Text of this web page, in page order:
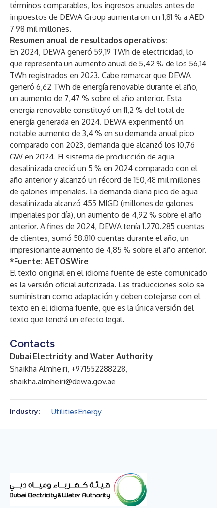
términos comparables, los ingresos anuales antes de
impuestos de DEWA Group aumentaron un 1,81 % a AED
7,98 mil millones.
Resumen anual de resultados operativos:
En 2024, DEWA generó 59,19 TWh de electricidad, lo
que representa un aumento anual de 5,42 % de los 56,14
TWh registrados en 2023. Cabe remarcar que DEWA
generó 6,62 TWh de energía renovable durante el año,
un aumento de 7,47 % sobre el año anterior. Esta
energía renovable constituyó un 11,2 % del total de
energía generada en 2024. DEWA experimentó un
notable aumento de 3,4 % en su demanda anual pico
comparado con 2023, demanda que alcanzó los 10,76
GW en 2024. El sistema de producción de agua
desalinizada creció un 5 % en 2024 comparado con el
año anterior y alcanzó un récord de 150,48 mil millones
de galones imperiales. La demanda diaria pico de agua
desalinizada alcanzó 455 MIGD (millones de galones
imperiales por día), un aumento de 4,92 % sobre el año
anterior. A fines de 2024, DEWA tenía 1.270.285 cuentas
de clientes, sumó 58.810 cuentas durante el año, un
impresionante aumento de 4,85 % sobre el año anterior.
*Fuente: AETOSWire
El texto original en el idioma fuente de este comunicado
es la versión oficial autorizada. Las traducciones solo se
suministran como adaptación y deben cotejarse con el
texto en el idioma fuente, que es la única versión del
texto que tendrá un efecto legal.
Contacts
Dubai Electricity and Water Authority
Shaikha Almheiri, +971552288228,
shaikha.almheiri@dewa.gov.ae
Industry: UtilitiesEnergy